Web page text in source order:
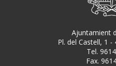
Ajuntamient
Pl. del Castell, 1
Tel.
Fax.